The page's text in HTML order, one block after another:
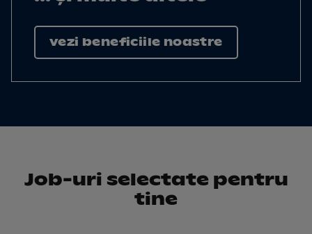
vezi beneficiile noastre
Job-uri selectate pentru
tine